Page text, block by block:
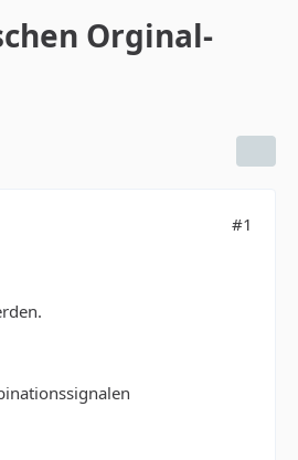
Orginal-
#1